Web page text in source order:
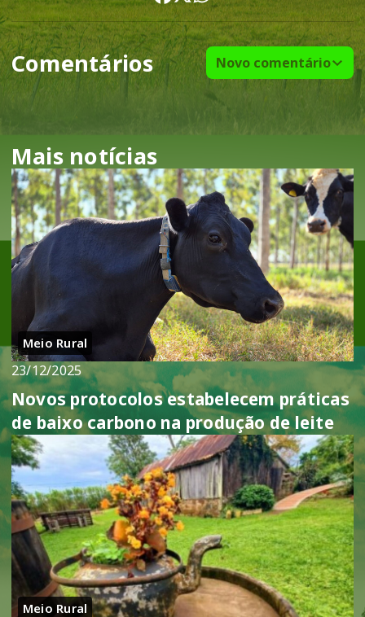
Comentários Novo comentário
Mais notícias
Meio Rural
23/12/2025
Novos protocolos estabelecem práticas
de baixo carbono na produção de leite
Meio Rural